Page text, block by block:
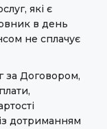
які є
в день
не сплачує
за Договором,
дотриманням